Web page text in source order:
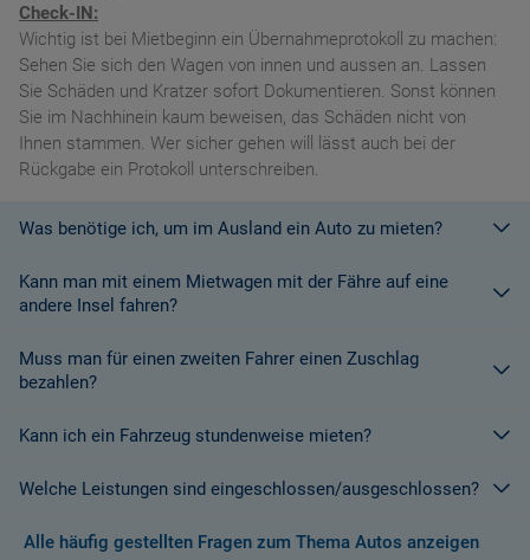
Check-IN:
Wichtig ist bei Mietbeginn ein Übernahmeprotokoll zu machen:
Sehen Sie sich den Wagen von innen und aussen an. Lassen
Sie Schäden und Kratzer sofort Dokumentieren. Sonst können
Sie im Nachhinein kaum beweisen, das Schäden nicht von
Ihnen stammen. Wer sicher gehen will lässt auch bei der
Rückgabe ein Protokoll unterschreiben.
Was benötige ich, um im Ausland ein Auto zu mieten?
Mit einem europäischen Führerschein ist es kein Problem ein
Fahrzeug zu mieten. In Europa und bei den meisten
Kann man mit einem Mietwagen mit der Fähre auf eine
andere Insel fahren?
Die meisten Fahrzeugvermieter erlauben aus Gründen des
Versicherungsschutzes an Bord eines Schiffes nicht, dass ihre
Informationen finden Sie in den Bedingungen des Vermieters.
Muss man für einen zweiten Fahrer einen Zuschlag
bezahlen?
Ja. Für jeden zusätzlichen Fahrer muss am Zielort ein Zuschlag
Sonderangebot informiert, bei dem ein zusätzlicher Fahrer
Kann ich ein Fahrzeug stundenweise mieten?
Derzeit ist der Mindestzeitraum für eine Autoanmietung 24
Welche Leistungen sind eingeschlossen/ausgeschlossen?
Normalerweise werden Ihnen in den AGB's die Leistungen beim
Alle häufig gestellten Fragen zum Thema Autos anzeigen